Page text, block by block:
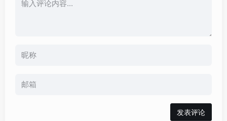
发表评论